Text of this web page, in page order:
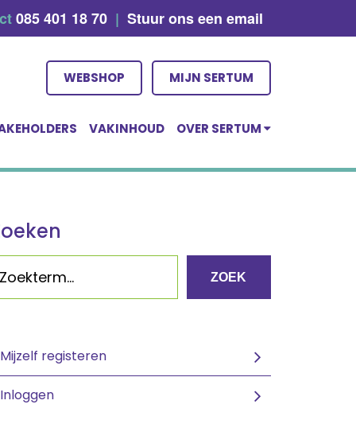
085 401 18 70 | Stuur ons een email
WEBSHOP MIJN SERTUM
VAKINHOUD OVER SERTUM
ZOEK
Mijzelf registeren
Inloggen